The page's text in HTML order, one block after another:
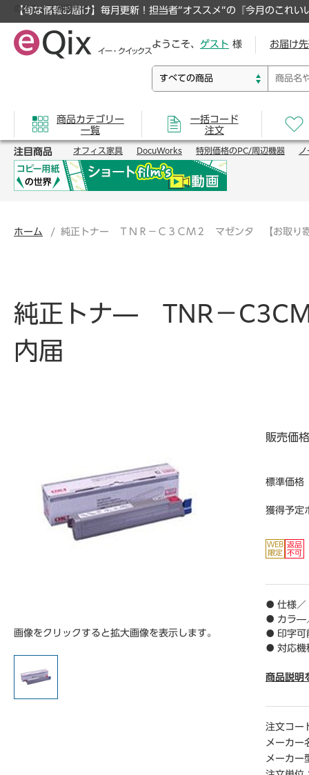
【旬な情報お届け】毎月更新！担当者”オススメ”の『今月のこれい
のオフィス通販サイト
ようこそ、 ゲスト 様 お届け
商品カテゴリー
一覧
一括コード
注文
注目商品 オフィス家具 DocuWorks 特別価格のPC/周辺機器 ノ
ホーム 純正トナー ＴＮＲ－Ｃ３ＣＭ２ マゼンタ 【お取り
純正トナ― TNR－
内届
画像をクリックすると拡大画像を表示します。
販売価格
標準価格
獲得予定
● 仕様
● カラ―
● 印字可
● 対応機
800PS－
【ご注意
※印字可
※メ―カ―
商品説明
注文コー
メーカー
メーカー